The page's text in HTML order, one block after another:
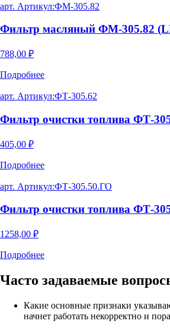
арт. Артикул:ФМ-305.82
Фильтр масляный ФМ-305.82
788,00 ₽
Подробнее
арт. Артикул:ФТ-305.62
Фильтр очистки топлива ФТ-
405,00 ₽
Подробнее
арт. Артикул:ФТ-305.50.ГО
Фильтр очистки топлива ФТ-
1258,00 ₽
Подробнее
Часто задаваемые
Какие основные признаки
начнет работать некорректно и